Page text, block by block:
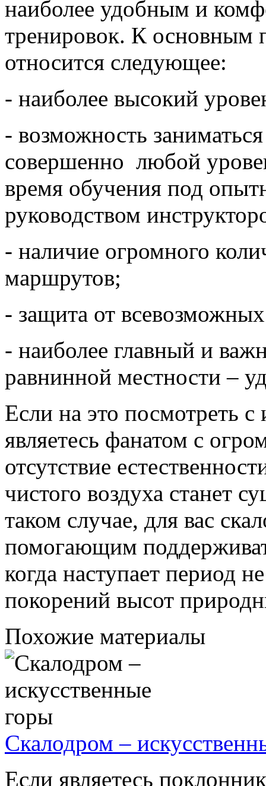
наиболее удобным и
тренировок. К основным
относится следующее:
- наиболее высокий
- возможность
совершенно любой
время обучения под
руководством
- наличие огромного
маршрутов;
- защита от
- наиболее главный и
равнинной местности –
Если на это посмотреть
являетесь фанатом с
отсутствие
чистого воздуха станет
таком случае, для вас
помогающим
когда наступает период
покорений высот
Похожие материалы
Скалодром –
Если являетесь